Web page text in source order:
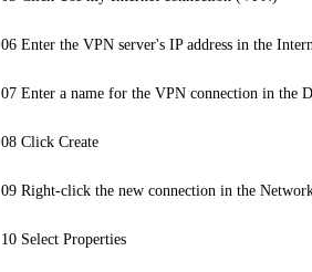
06 Enter the VPN server's IP address in the
07 Enter a name for the VPN connection in the
08 Click Create
09 Right-click the new connection in the
10 Select Properties